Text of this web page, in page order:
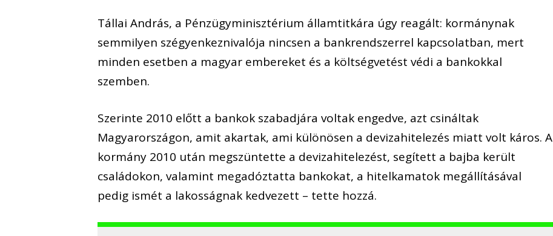
Tállai András, a Pénzügyminisztérium államtitkára úgy reagált: kormánynak
semmilyen szégyenkeznivalója nincsen a bankrendszerrel kapcsolatban, mert
minden esetben a magyar embereket és a költségvetést védi a bankokkal
szemben.
Szerinte 2010 előtt a bankok szabadjára voltak engedve, azt csináltak
Magyarországon, amit akartak, ami különösen a devizahitelezés miatt volt káros. A
kormány 2010 után megszüntette a devizahitelezést, segített a bajba került
családokon, valamint megadóztatta bankokat, a hitelkamatok megállításával
pedig ismét a lakosságnak kedvezett – tette hozzá.